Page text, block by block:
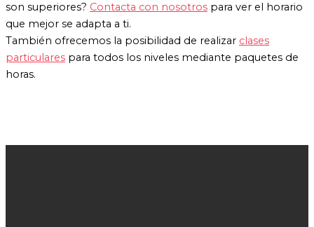
son superiores? Contacta con nosotros para ver el horario
que mejor se adapta a ti.
También ofrecemos la posibilidad de realizar clases
particulares para todos los niveles mediante paquetes de
horas.